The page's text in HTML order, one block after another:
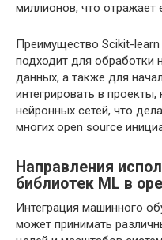
миллионов, что отражает
Преимущество Scikit-
подходит для обработки
данных, а также для
интегрировать в
нейронных сетей, что
многих open source
Направления
библиотек ML в
Интеграция машинного
может принимать